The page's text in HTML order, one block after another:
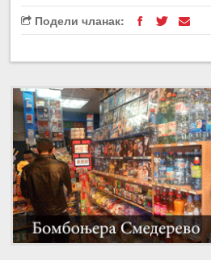
Подели чланак: